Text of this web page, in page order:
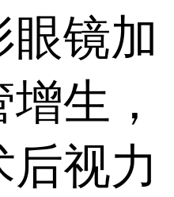
眼镜加
生，
视力